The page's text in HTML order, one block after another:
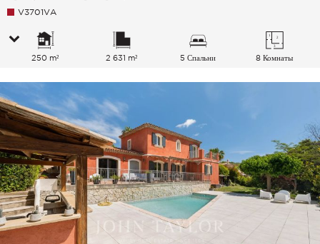
V3701VA
250 m² 2 631 m² 5 Спальни 8 Комнаты